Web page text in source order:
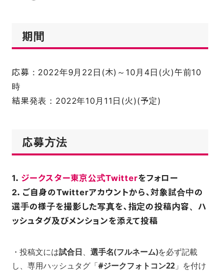
期間
応募：2022年9月22日(木)～10月4日(火)午前10
時
結果発表：2022年10月11日(火)(予定)
応募方法
1． ジークスター東京公式Twitterをフォロー
2．ご自身のTwitterアカウントから、対象試合中の
選手の様子を撮影した写真を、指定の投稿内容、ハ
ッシュタグ及びメンションを添えて投稿
・投稿文には試合日、 選手名(フルネーム)を必ず記載
し、専用ハッシュタグ「#ジークフォトコン22」を付け